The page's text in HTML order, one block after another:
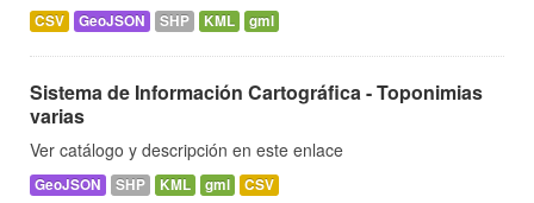
CSV GeoJSON SHP KML gml
Sistema de Información Cartográfica - Toponimias
varias
Ver catálogo y descripción en este enlace
GeoJSON SHP KML gml CSV